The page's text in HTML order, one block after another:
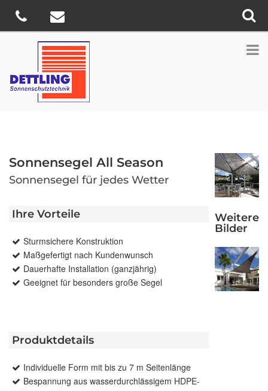
Sonnensegel All Season
Sonnensegel für jedes Wetter
Ihre Vorteile
Sturmsichere Konstruktion
Maßgefertigt nach Kundenwunsch
Dauerhafte Installation (ganzjährig)
Geeignet für besonders große Segel
Produktdetails
Individuelle Form mit bis zu 7 m Seitenlänge
Bespannung aus wasserdurchlässigem HDPE-
Weitere
Bilder